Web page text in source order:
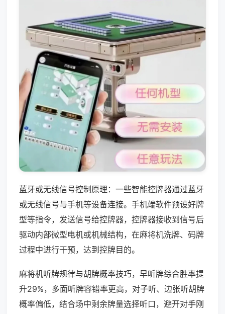
蓝牙或无线信号控制原理：一些智能控牌器通过蓝牙
或无线信号与手机等设备连接。手机端软件预设好牌
型等指令，发送信号给控牌器，控牌器接收到信号后
驱动内部微型电机或机械结构，在麻将机洗牌、码牌
过程中进行干预，达到控牌目的。
麻将机听牌规律与胡牌概率技巧，早听牌综合胜率提
升29%，多面听牌容错率更高，对子听、边张听胡牌
概率偏低，结合场中剩余牌量选择听口，避开对手刚